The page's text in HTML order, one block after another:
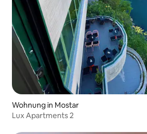
Wohnung in Mostar
Lux Apartments 2